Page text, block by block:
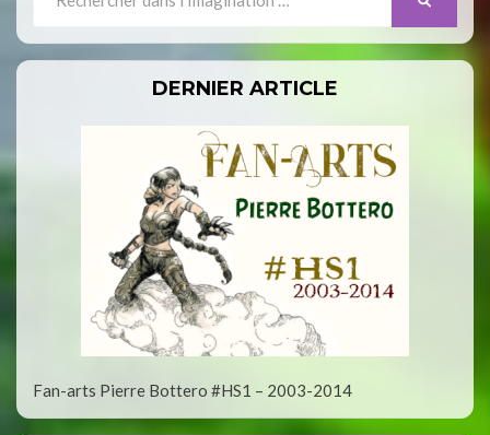
for:
DERNIER ARTICLE
Fan-arts Pierre Bottero #HS1 – 2003-2014